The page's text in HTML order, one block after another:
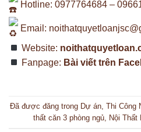
Hotline: 0977764684 –
Email:
Website:
Fanpage: Bài viết trên
Đã được đăng trong Dự án, Thi Công
thất căn 3 phòng ngủ, Nội Thất